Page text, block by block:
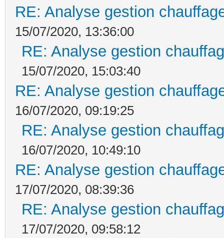
RE: Analyse gestion
15/07/2020, 13:36:00
RE: Analyse gestion
15/07/2020, 15:03:40
RE: Analyse gestion
16/07/2020, 09:19:25
RE: Analyse gestion
16/07/2020, 10:49:10
RE: Analyse gestion
17/07/2020, 08:39:36
RE: Analyse gestion
17/07/2020, 09:58:12